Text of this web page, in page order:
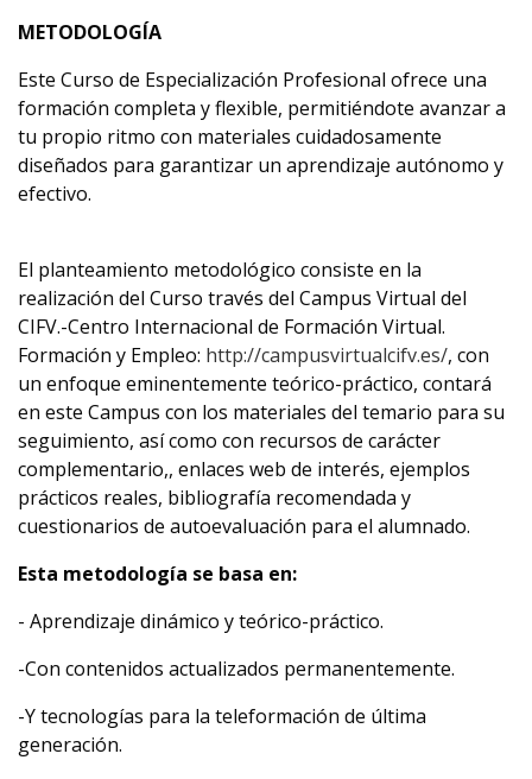
METODOLOGÍA
Este Curso de Especialización Profesional ofrece una
formación completa y flexible, permitiéndote avanzar a
tu propio ritmo con materiales cuidadosamente
diseñados para garantizar un aprendizaje autónomo y
efectivo.
El planteamiento metodológico consiste en la
realización del Curso través del Campus Virtual del
CIFV.-Centro Internacional de Formación Virtual.
Formación y Empleo: http://campusvirtualcifv.es/, con
un enfoque eminentemente teórico-práctico, contará
en este Campus con los materiales del temario para su
seguimiento, así como con recursos de carácter
complementario,, enlaces web de interés, ejemplos
prácticos reales, bibliografía recomendada y
cuestionarios de autoevaluación para el alumnado.
Esta metodología se basa en:
- Aprendizaje dinámico y teórico-práctico.
-Con contenidos actualizados permanentemente.
-Y tecnologías para la teleformación de última
generación.